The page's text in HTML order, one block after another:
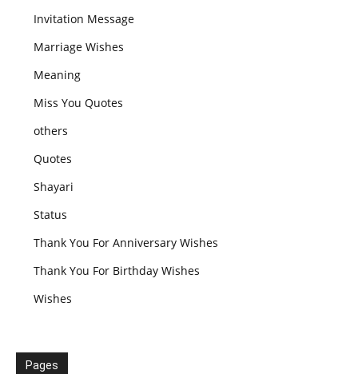
Invitation Message
Marriage Wishes
Meaning
Miss You Quotes
others
Quotes
Shayari
Status
Thank You For Anniversary Wishes
Thank You For Birthday Wishes
Wishes
Pages